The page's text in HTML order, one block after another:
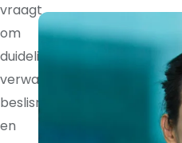
vraagt
om
duidelijke
verwachtingen,
beslisrechten
en